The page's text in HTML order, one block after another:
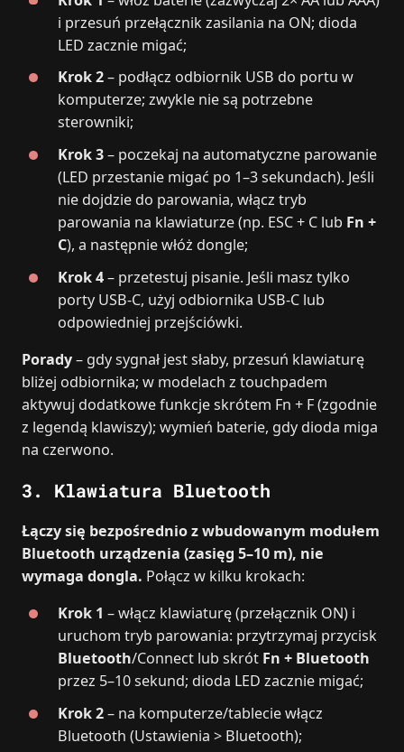
i przesuń przełącznik zasilania na ON; dioda
LED zacznie migać;
Krok 2– podłącz odbiornik USB do portu w
komputerze; zwykle nie są potrzebne
sterowniki;
Krok 3– poczekaj na automatyczne parowanie
(LED przestanie migać po 1–3 sekundach). Jeśli
nie dojdzie do parowania, włącz tryb
parowania na klawiaturze (np. ESC + C lub Fn +
C), a następnie włóż dongle;
Krok 4– przetestuj pisanie. Jeśli masz tylko
porty USB-C, użyj odbiornika USB-C lub
odpowiedniej przejściówki.
Porady– gdy sygnał jest słaby, przesuń klawiaturę
bliżej odbiornika; w modelach z touchpadem
aktywuj dodatkowe funkcje skrótem Fn + F (zgodnie
z legendą klawiszy); wymień baterie, gdy dioda miga
na czerwono.
3. Klawiatura Bluetooth
Łączy się bezpośrednio z wbudowanym modułem
Bluetooth urządzenia (zasięg 5–10 m), nie
wymaga dongla. Połącz w kilku krokach:
Krok 1 – włącz klawiaturę (przełącznik ON) i
uruchom tryb parowania: przytrzymaj przycisk
Bluetooth/Connect lub skrót Fn + Bluetooth
przez 5–10 sekund; dioda LED zacznie migać;
Krok 2– na komputerze/tablecie włącz
Bluetooth (Ustawienia > Bluetooth);